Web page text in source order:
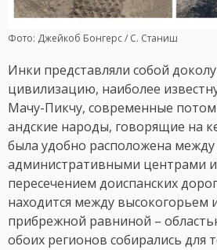
Фото: Джейкоб Бонгерс / С. Станиш
Инки представляли собой
цивилизацию, наиболее
Мачу-Пикчу, современные
андские народы, говорящие на
была удобно расположена
административными центрами
пересечением доиспанских
находится между высокогорьем
прибрежной равниной –
обоих регионов собирались для